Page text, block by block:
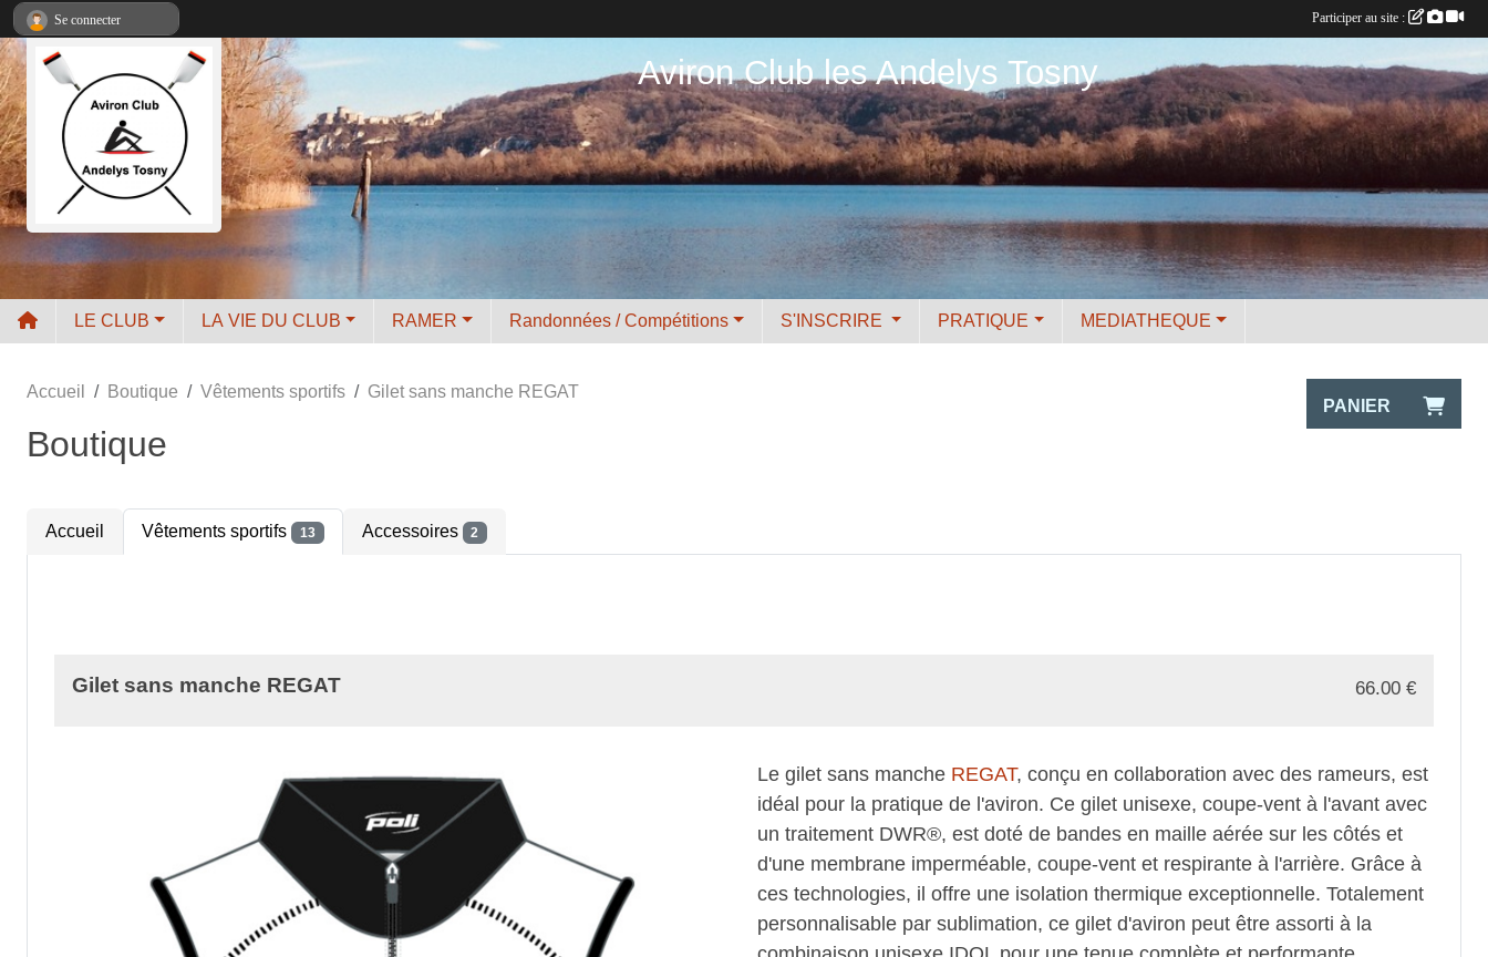
Aviron Club les Andelys Tosny
LE CLUB LA VIE DU CLUB RAMER Randonnées / Compétitions S'INSCRIRE PRATIQUE MEDIATHEQUE
Accueil Boutique Vêtements sportifs Gilet sans manche REGAT
PANIER
Boutique
Accueil Vêtements sportifs 13 Accessoires 2
Gilet sans manche REGAT 66.00 €
Le gilet sans manche REGAT, conçu en collaboration avec des rameurs, est
idéal pour la pratique de l'aviron. Ce gilet unisexe, coupe-vent à l'avant avec
un traitement DWR®, est doté de bandes en maille aérée sur les côtés et
d'une membrane imperméable, coupe-vent et respirante à l'arrière. Grâce à
ces technologies, il offre une isolation thermique exceptionnelle. Totalement
personnalisable par sublimation, ce gilet d'aviron peut être assorti à la
Se connecter Participer au site :
Panneau de gestion des cookies